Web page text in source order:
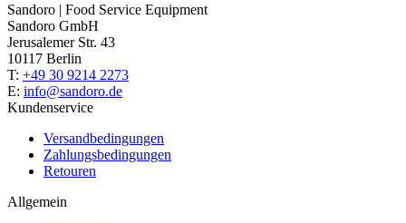
Sandoro | Food Service Equipment
Sandoro GmbH
Jerusalemer Str. 43
10117 Berlin
T: +49 30 9214 2273
E: info@sandoro.de
Kundenservice
Versandbedingungen
Zahlungsbedingungen
Retouren
Allgemein